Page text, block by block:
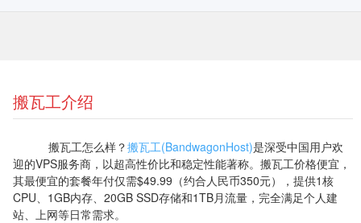
搬瓦工介绍
搬瓦工怎么样？搬瓦工(BandwagonHost)是深受中国用户欢
迎的VPS服务商，以超高性价比和稳定性能著称。搬瓦工价格便宜，
其最便宜的套餐年付仅需$49.99（约合人民币350元），提供1核
CPU、1GB内存、20GB SSD存储和1TB月流量，完全满足个人建
站、上网等日常需求。